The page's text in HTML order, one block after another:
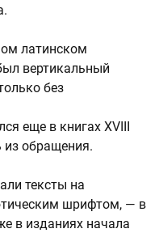
латинском
вертикальный
без
еще в книгах XVIII
из обращения.
тексты на
шрифтом, — в
в изданиях начала